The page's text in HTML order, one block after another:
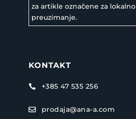
za artikle označene za lokalno
preuzimanje.
KONTAKT
 +385 47 535 256
 prodaja@ana-a.com